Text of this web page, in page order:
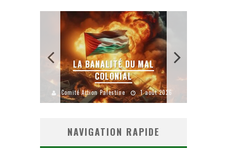
LA BANALITÉ DU MAL
COLONIAL
Comité Action Palestine 1 août 2026
NAVIGATION RAPIDE